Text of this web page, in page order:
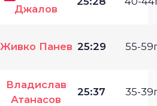
Джалов
Живко Панев 25:29 55-
Владислав
Атанасов
25:37 35-